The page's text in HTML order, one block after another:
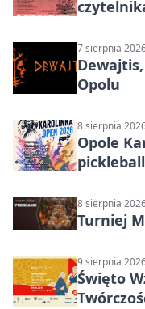
7 sierpnia
Opolu
8 sierpnia
Opole
8 sierpnia
Turniej
9 sierpnia
Święto